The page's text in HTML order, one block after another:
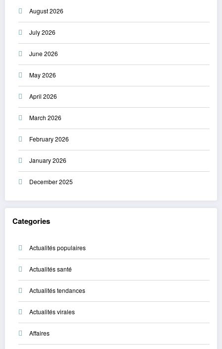
August 2026
July 2026
June 2026
May 2026
April 2026
March 2026
February 2026
January 2026
December 2025
Categories
Actualités populaires
Actualités santé
Actualités tendances
Actualités virales
Affaires